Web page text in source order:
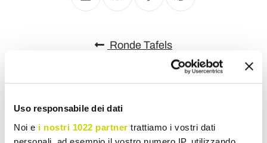
Uso responsabile dei dati
Noi e i nostri 1022 partner trattiamo i vostri dati
Ronde Tafels